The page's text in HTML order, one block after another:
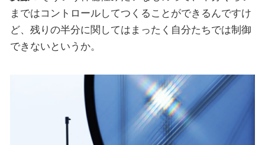
まではコントロールしてつくることができるんですけ
ど、残りの半分に関してはまったく自分たちでは制御
できないというか。